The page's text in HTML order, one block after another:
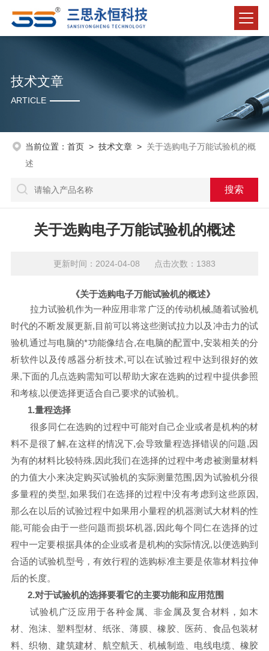
技术文章
ARTICLE
当前位置： 首页> 技术文章> 关于选购电子万能试验机的概
述
关于选购电子万能试验机的概述
更新时间：2024-04-08 点击次数：1383
《关于选购电子万能试验机的概述》
拉力试验机作为一种应用非常广泛的传动机械,随着试验机
时代的不断发展更新,目前可以将这些测试拉力以及冲击力的试
验机通过与电脑的*功能像结合,在电脑的配置中,安装相关的分
析软件以及传感器分析技术,可以在试验过程中达到很好的效
果,下面的几点选购需知可以帮助大家在选购的过程中提供参照
和考核,以便选择更适合自己要求的试验机。
1.量程选择
很多同仁在选购的过程中可能对自己企业或者是机构的材
料不是很了解,在这样的情况下,会导致量程选择错误的问题,因
为有的材料比较特殊,因此我们在选择的过程中考虑被测量材料
的力值大小来决定购买试验机的实际测量范围,因为试验机分很
多量程的类型,如果我们在选择的过程中没有考虑到这些原因,
那么在以后的试验过程中如果用小量程的机器测试大材料的性
能,可能会由于一些问题而损坏机器,因此每个同仁在选择的过
程中一定要根据具体的企业或者是机构的实际情况,以便选购到
合适的试验机型号，有效行程的选购标准主要是依靠材料拉伸
后的长度。
2.对于试验机的选择要看它的主要功能和应用范围
试验机广泛应用于各种金属、非金属及复合材料，如木
材、泡沫、塑料型材、纸张、薄膜、橡胶、医药、食品包装材
料、织物、建筑建材、航空航天、机械制造、电线电缆、橡胶